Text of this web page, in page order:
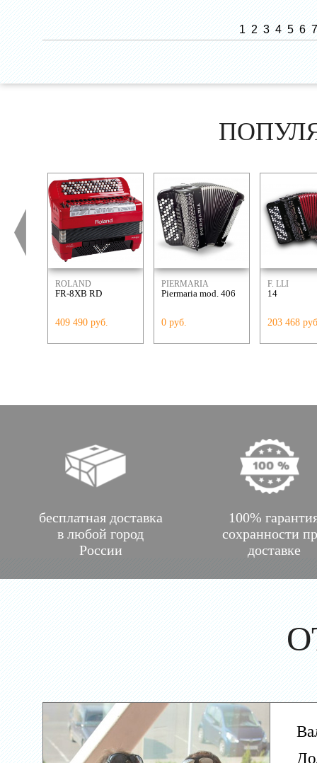
1 2 3 4 5 6 7
ROLAND
FR-8XB RD
409 490 руб.
PIERMARIA
Piermaria mod. 406
0 руб.
F. LLI
14
203 468
бесплатная доставка
в любой город
России
100%
сохранности
доставке